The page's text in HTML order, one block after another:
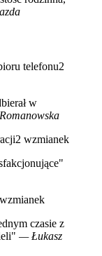
telefonu2
w
2 wzmianek
czasie z
— Łukasz